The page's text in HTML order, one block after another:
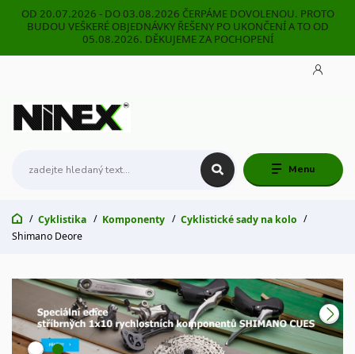
OD 20.07.2026 - DO 03.08.2026 ČERPÁME DOVOLENOU. PROTO
BUDOU VEŠKERÉ OBJEDNÁVKY ŘEŠENY PO UKONČENÍ A TO OD
05.08.2026. DĚKUJEME ZA POCHOPENÍ
Menu
Cyklistika Komponenty
Cyklistické sady na kolo
Shimano Deore